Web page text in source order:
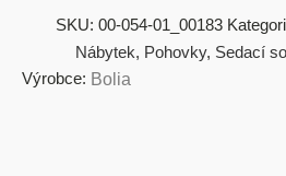
SKU: 00-054-01_00183
Nábytek, Pohovky, Sedací
Výrobce: Bolia